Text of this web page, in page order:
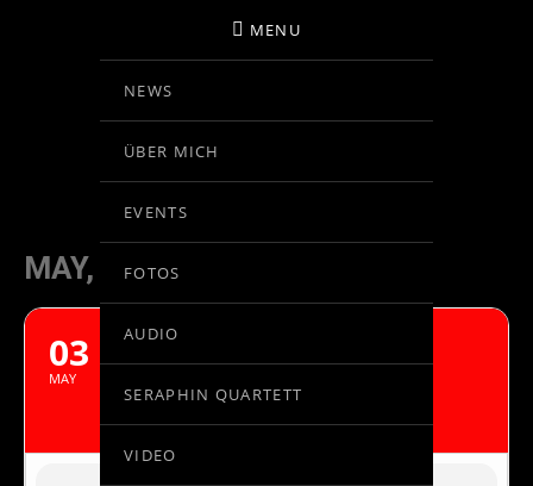
BIRGIT KOLAR
VIOLINE
MENU
NEWS
ÜBER MICH
EVENTS
FOTOS
AUDIO
SERAPHIN QUARTETT
VIDEO
MAY, 2021
03
MAY
BELA BARTOK: VIOLIN
HANS GRAF - EUSKADIKO ORKESTRA